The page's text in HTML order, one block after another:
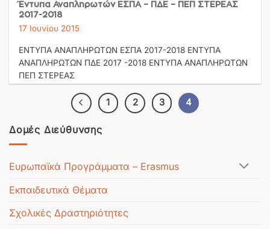
Δομές Διεύθυνσης
Ευρωπαϊκά Προγράμματα – Erasmus
Εκπαιδευτικά Θέματα
Σχολικές Δραστηριότητες
Έντυπα Αναπληρωτών ΕΣΠΑ – ΠΔΕ – ΠΕΠ ΣΤΕΡΕΑΣ
2017-2018
17 Ιουνίου 2015
ΕΝΤΥΠΑ ΑΝΑΠΛΗΡΩΤΩΝ ΕΣΠΑ 2017-2018 ΕΝΤΥΠΑ
ΑΝΑΠΛΗΡΩΤΩΝ ΠΔΕ 2017 -2018 ΕΝΤΥΠΑ ΑΝΑΠΛΗΡΩΤΩΝ
ΠΕΠ ΣΤΕΡΕΑΣ
1 2 3 4